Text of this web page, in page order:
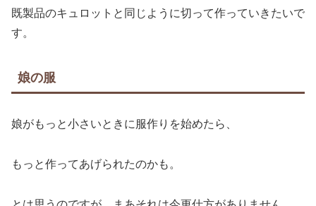
既製品のキュロットと同じように切って作っていきたいで
す。
娘の服
娘がもっと小さいときに服作りを始めたら、
もっと作ってあげられたのかも。